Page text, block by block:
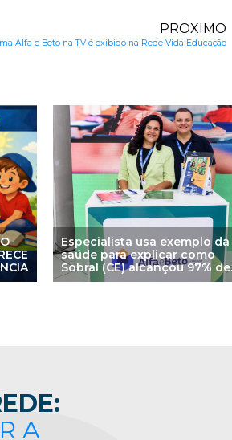
PRÓXIMO
Alfa e Beto na TV é exibido na Rede Vida Educação
Especialista usa exemplo da
saúde para explicar como
Sobral (CE) alcançou 97% de
crianças alfabetizadas
A